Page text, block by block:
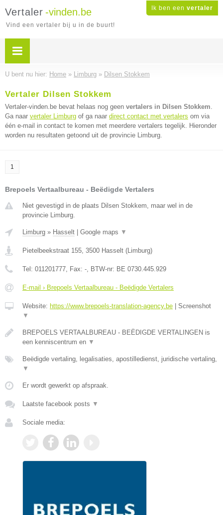
Ik ben een vertaler
Vertaler -vinden.be
Vind een vertaler bij u in de buurt!
U bent nu hier: Home » Limburg » Dilsen Stokkem
Vertaler Dilsen Stokkem
Vertaler-vinden.be bevat helaas nog geen vertalers in Dilsen Stokkem.
Ga naar vertaler Limburg of ga naar direct contact met vertalers om via
één e-mail in contact te komen met meerdere vertalers tegelijk. Hieronder
worden nu resultaten getoond uit de provincie Limburg.
1
Brepoels Vertaalbureau - Beëdigde Vertalers
Niet gevestigd in de plaats Dilsen Stokkem, maar wel in de
provincie Limburg.
Limburg » Hasselt Google maps ▼
Pietelbeekstraat 155, 3500 Hasselt (Limburg)
Tel: 011201777, Fax: -, BTW-nr: BE 0730.445.929
E-mail › Brepoels Vertaalbureau - Beëdigde Vertalers
Website: https://www.brepoels-translation-agency.be
Screenshot
▼
BREPOELS VERTAALBUREAU - BEËDIGDE VERTALINGEN is
een kenniscentrum en ▼
Beëdigde vertaling, legalisaties, apostilledienst, juridische vertaling,
▼
Er wordt gewerkt op afspraak.
Laatste facebook posts ▼
Sociale media: